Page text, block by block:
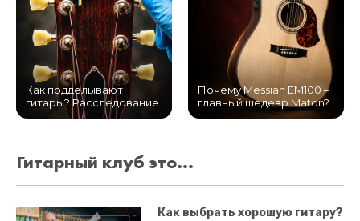
Как подделывают
гитары? Расследование
Почему Messiah EM100 –
главный шедевр Maton?
Гитарный клуб это...
Как выбрать хорошую гитару?